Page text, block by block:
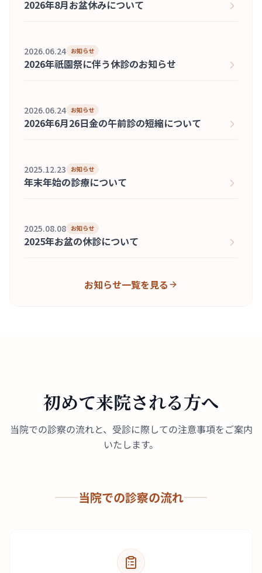
2026年8月お盆休みについて
2026.06.24 お知らせ
2026年祇園祭に伴う休診のお知らせ
2026.06.24 お知らせ
2026年6月26日金の午前診の短縮について
2025.12.23 お知らせ
年末年始の診療について
2025.08.08 お知らせ
2025年お盆の休診について
お知らせ一覧を見る
初めて来院される方へ
当院での診察の流れと、受診に際しての注意事項をご案内
いたします。
当院での診察の流れ